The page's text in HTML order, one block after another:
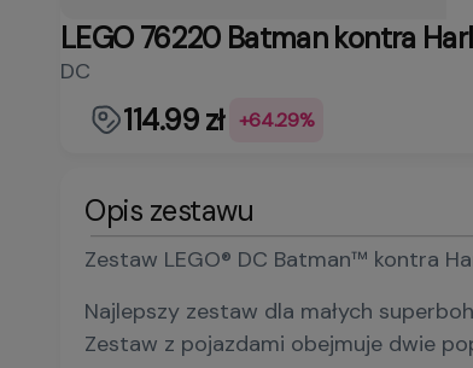
LEGO 76220 Batman kontra
DC
114.99 zł +64.29%
Opis zestawu
Zestaw LEGO® DC Batman™ kontra
Najlepszy zestaw dla małych
Zestaw z pojazdami obejmuje dwie